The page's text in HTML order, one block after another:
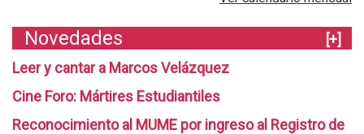
Novedades
[+]
Leer y cantar a Marcos Velázquez
Cine Foro: Mártires Estudiantiles
Reconocimiento al MUME por ingreso al Registro de